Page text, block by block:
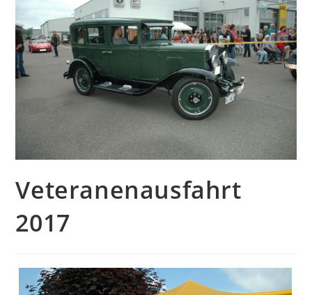
Veteranenausfahrt
2017